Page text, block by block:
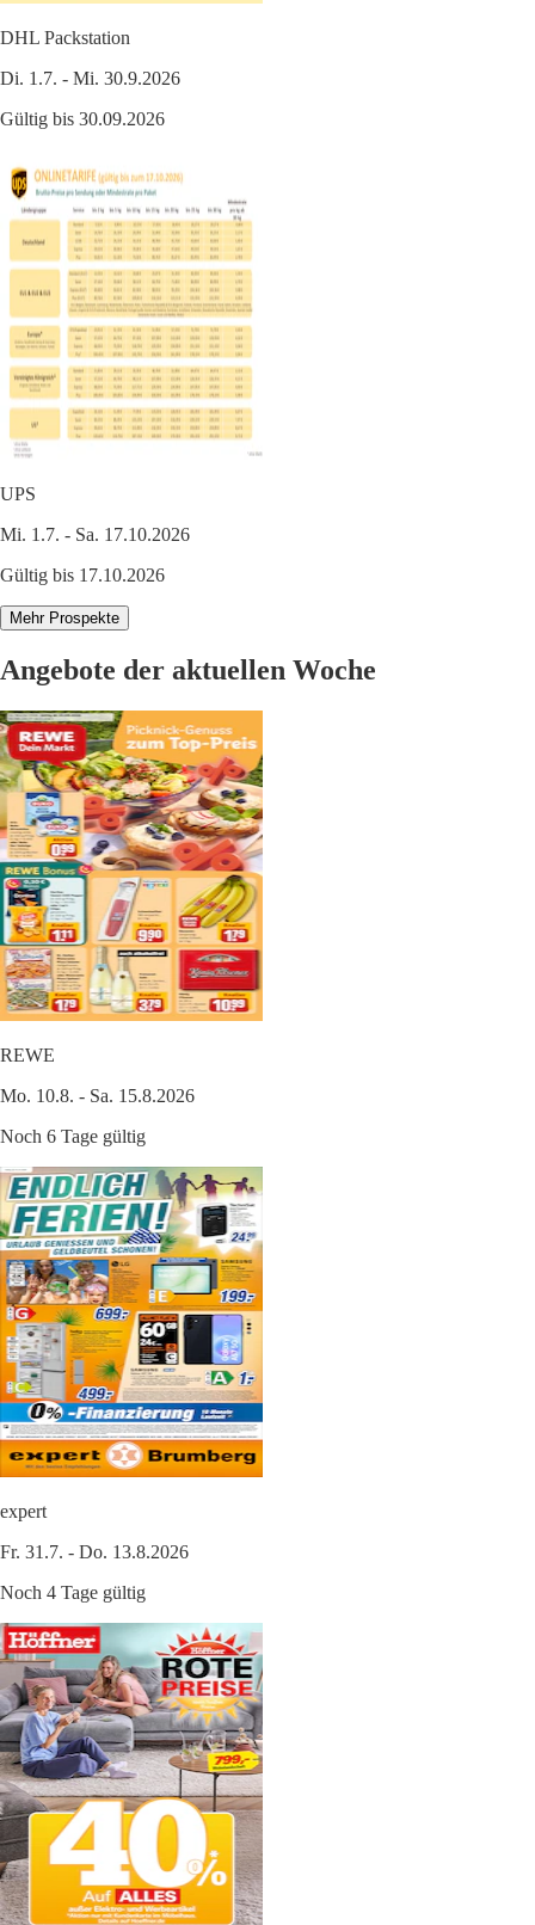
DHL Packstation
Di. 1.7. - Mi. 30.9.2026
Gültig bis 30.09.2026
UPS
Mi. 1.7. - Sa. 17.10.2026
Gültig bis 17.10.2026
Mehr Prospekte
Angebote der aktuellen Woche
REWE
Mo. 10.8. - Sa. 15.8.2026
Noch 6 Tage gültig
expert
Fr. 31.7. - Do. 13.8.2026
Noch 4 Tage gültig